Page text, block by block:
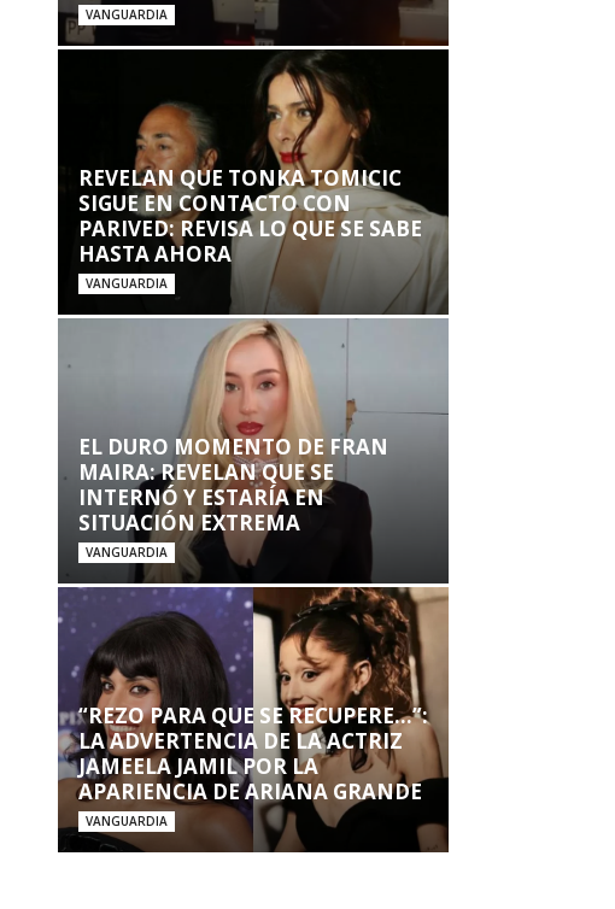
VANGUARDIA
REVELAN QUE TONKA TOMICIC
SIGUE EN CONTACTO CON
PARIVED: REVISA LO QUE SE SABE
HASTA AHORA
VANGUARDIA
EL DURO MOMENTO DE FRAN
MAIRA: REVELAN QUE SE
INTERNÓ Y ESTARÍA EN
SITUACIÓN EXTREMA
VANGUARDIA
“REZO PARA QUE SE RECUPERE…”:
LA ADVERTENCIA DE LA ACTRIZ
JAMEELA JAMIL POR LA
APARIENCIA DE ARIANA GRANDE
VANGUARDIA